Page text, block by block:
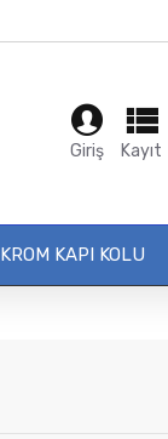
Giriş Kayıt
KROM KAPI KOLU